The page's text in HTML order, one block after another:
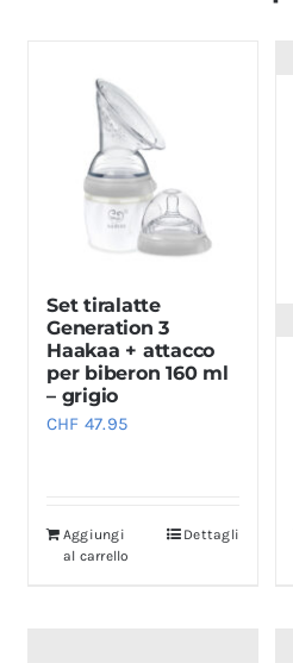
Set tiralatte
Generation 3
Haakaa + attacco
per biberon 160 ml
– grigio
CHF 47.95
Aggiungi
al carrello
Dettagli